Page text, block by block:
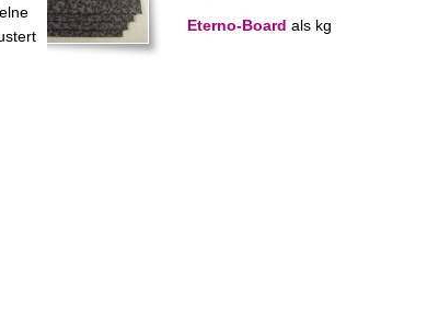
Eterno-Board als kg